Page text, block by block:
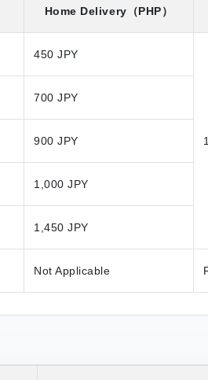
Home Delivery （PHP）
450 JPY
700 JPY
900 JPY
1,000 JPY
1,450 JPY
Not Applicable